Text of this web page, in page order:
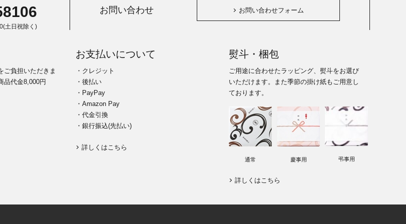
土日祝除く)
お問い合わせ お問い合わせフォーム
ご負担いただきま
品代金8,000円
お支払いについて
・クレジット
・後払い
・PayPay
・Amazon Pay
・代金引換
・銀行振込(先払い)
詳しくはこちら
熨斗・梱包
ご用途に合わせたラッピング、熨斗をお選び
いただけます。また季節の掛け紙もご用意し
ております。
通常 慶事用 弔事用
詳しくはこちら